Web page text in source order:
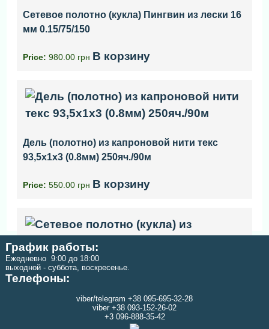
Сетевое полотно (кукла) Пингвин из лески 16
мм 0.15/75/150
Price: 980.00 грн В корзину
Дель (полотно) из капроновой нити текс
93,5x1x3 (0.8мм) 250яч./90м
Price: 550.00 грн В корзину
Сетевое полотно (кукла) из капроновой нити
текс 23x3 высота 80 ячей длинна 150 м
График работы:
Ежедневно 9:00 до 18:00
выходной - суббота, воскресенье.
Телефоны:
viber/telegram +38 095-695-32-28
viber +38 093-152-26-02
+3 096-888-35-42